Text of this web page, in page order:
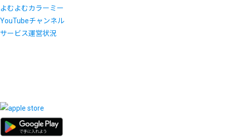
よむよむカラーミー
YouTubeチャンネル
サービス運営状況